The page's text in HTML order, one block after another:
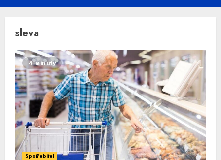
Menu
sleva
4 minuty
Spotřebitel